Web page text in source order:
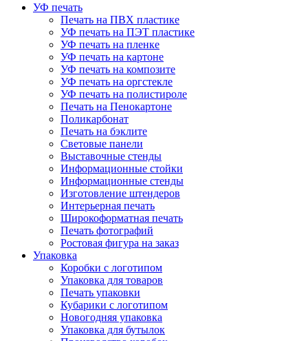
УФ печать
Печать на ПВХ пластике
УФ печать на ПЭТ пластике
УФ печать на пленке
УФ печать на картоне
УФ печать на композите
УФ печать на оргстекле
УФ печать на полистироле
Печать на Пенокартоне
Поликарбонат
Печать на бэклите
Световые панели
Выставочные стенды
Информационные стойки
Информационные стенды
Изготовление штендеров
Интерьерная печать
Широкоформатная печать
Печать фотографий
Ростовая фигура на заказ
Упаковка
Коробки с логотипом
Упаковка для товаров
Печать упаковки
Кубарики с логотипом
Новогодняя упаковка
Упаковка для бутылок